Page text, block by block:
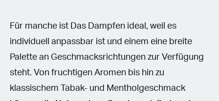
Für manche ist Das Dampfen ideal, weil es
individuell anpassbar ist und einem eine breite
Palette an Geschmacksrichtungen zur Verfügung
steht. Von fruchtigen Aromen bis hin zu
klassischem Tabak- und Mentholgeschmack